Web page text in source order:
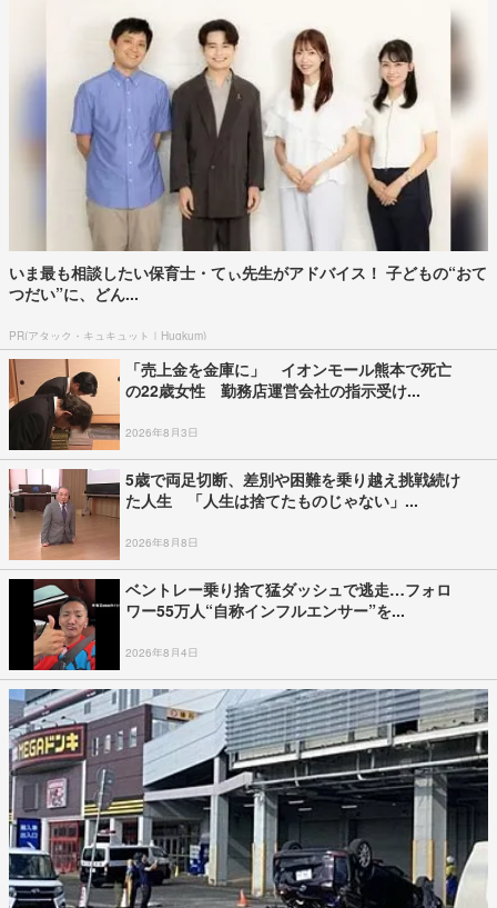
落下、腹を強く打ち...
2026年8月5日
込む一部始終をドラレコが記録 鹿児...
2026年8月6日
ら関東付近に近づき、列島を横断する可...
2026年8月10日
戻った約5分後に爆発 イオンモール熊...
2026年8月3日